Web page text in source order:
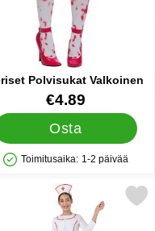
Polvisukat Valkoinen
10546
€4.89
Osta
Saatavuus: Varastossa
Toimitusaika: 1-2 päivää
suosikiksi
sairaanhoitaja